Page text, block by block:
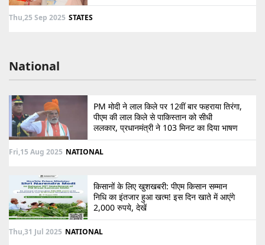
Thu,25 Sep 2025 STATES
National
PM मोदी ने लाल किले पर 12वीं बार फहराया तिरंगा,
पीएम की लाल किले से पाकिस्तान को सीधी
ललकार, प्रधानमंत्री ने 103 मिनट का दिया भाषण
Fri,15 Aug 2025 NATIONAL
किसानों के लिए खुशखबरी: पीएम किसान सम्मान
निधि का इंतजार हुआ खत्म! इस दिन खाते में आएंगे
2,000 रुपये, देखें
Thu,31 Jul 2025 NATIONAL